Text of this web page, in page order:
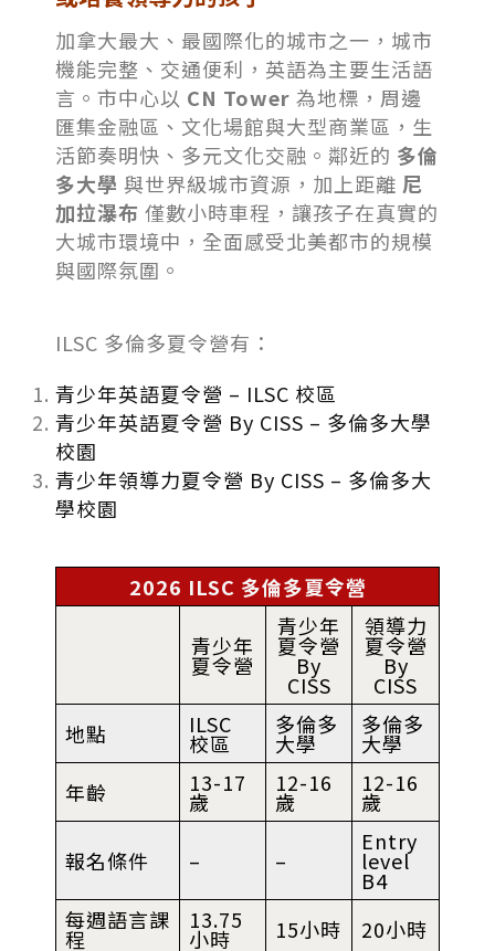
加拿大最大、最國際化的城市之一，城市
機能完整、交通便利，英語為主要生活語
言。市中心以 CN Tower 為地標，周邊
匯集金融區、文化場館與大型商業區，生
活節奏明快、多元文化交融。鄰近的 多倫
多大學 與世界級城市資源，加上距離 尼
加拉瀑布 僅數小時車程，讓孩子在真實的
大城市環境中，全面感受北美都市的規模
與國際氛圍。
ILSC 多倫多夏令營有：
青少年英語夏令營 – ILSC 校區
青少年英語夏令營 By CISS – 多倫多大學
校園
青少年領導力夏令營 By CISS – 多倫多大
學校園
2026 ILSC 多倫多夏令營
青少年
夏令營
青少年
夏令營
By
CISS
領導力
夏令營
By
CISS
地點
ILSC
校區
多倫多
大學
多倫多
大學
年齡
13-17
歲
12-16
歲
12-16
歲
報名條件 – –
Entry
level
B4
每週語言課
程
13.75
小時 15小時 20小時